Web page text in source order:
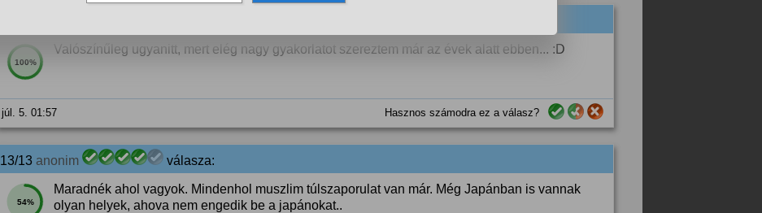
100%
Valószínűleg ugyanitt, mert elég nagy gyakorlatot szereztem már az évek alatt ebben... :D
júl. 5. 01:57 Hasznos számodra ez a válasz?
13/13 anonim válasza:
54%
Maradnék ahol vagyok. Mindenhol muszlim túlszaporulat van már. Még Japánban is vannak
olyan helyek, ahova nem engedik be a japánokat..